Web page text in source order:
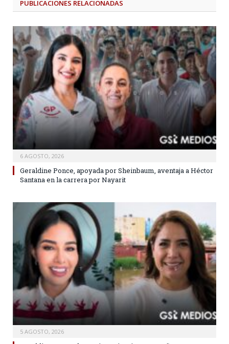
PUBLICACIONES RELACIONADAS
6 AGOSTO, 2026
Geraldine Ponce, apoyada por Sheinbaum, aventaja a Héctor
Santana en la carrera por Nayarit
5 AGOSTO, 2026